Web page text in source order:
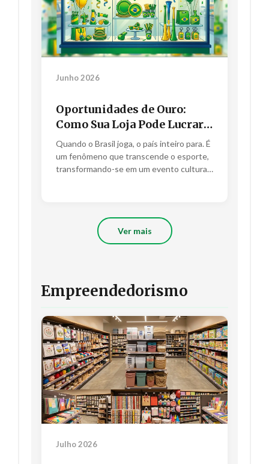
Junho 2026
Oportunidades de Ouro:
Como Sua Loja Pode Lucrar
Quando o Brasil Joga!
Quando o Brasil joga, o país inteiro para. É
um fenômeno que transcende o esporte,
transformando-se em um evento cultural
Ver mais
Empreendedorismo
Julho 2026